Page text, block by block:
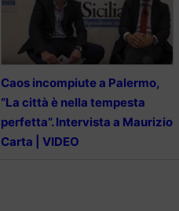
Caos incompiute a Palermo,
“La città è nella tempesta
perfetta”. Intervista a Maurizio
Carta | VIDEO